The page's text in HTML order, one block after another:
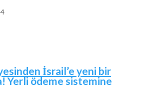
İsrail’e yeni bir
Yerli ödeme sistemine